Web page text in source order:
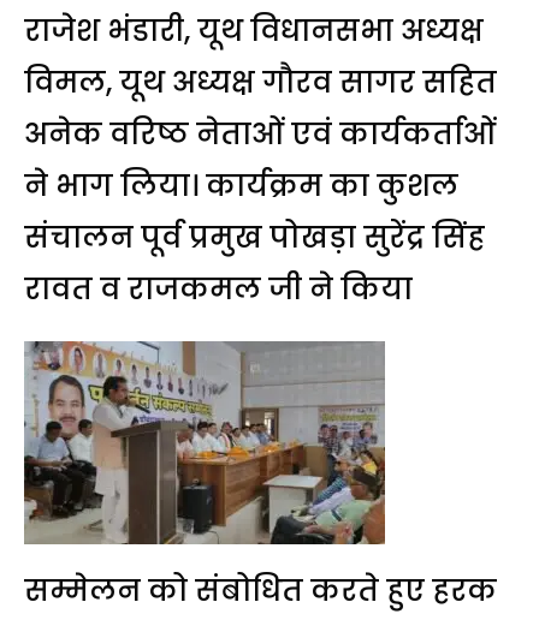
राजेश भंडारी, यूथ विधानसभा अध्यक्ष
विमल, यूथ अध्यक्ष गौरव सागर सहित
अनेक वरिष्ठ नेताओं एवं कार्यकर्ताओं
ने भाग लिया। कार्यक्रम का कुशल
संचालन पूर्व प्रमुख पोखड़ा सुरेंद्र सिंह
रावत व राजकमल जी ने किया
सम्मेलन को संबोधित करते हुए हरक